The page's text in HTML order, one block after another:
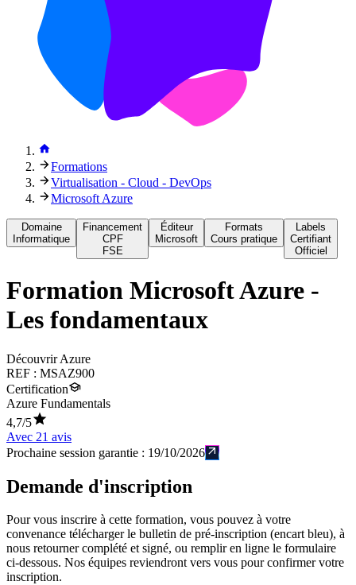
Formations
Virtualisation - Cloud - DevOps
Microsoft Azure
Domaine
Informatique
Financement
CPF
FSE
Éditeur
Microsoft
Formats
Cours pratique
Labels
Certifiant
Officiel
Formation Microsoft Azure -
Les fondamentaux
Découvrir Azure
REF : MSAZ900
Certification
Azure Fundamentals
4,7/5
Avec 21 avis
Prochaine session garantie : 19/10/2026
Demande d'inscription
Pour vous inscrire à cette formation, vous pouvez à votre
convenance télécharger le bulletin de pré-inscription (encart bleu), à
nous retourner complété et signé, ou remplir en ligne le formulaire
ci-dessous. Nos équipes reviendront vers vous pour confirmer votre
inscription.